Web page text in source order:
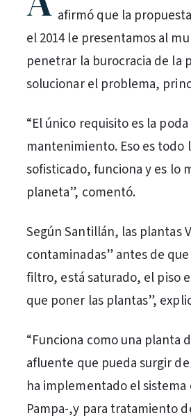
afirmó que la
el 2014 le presentamos al
penetrar la burocracia de la
solucionar el problema,
“El único requisito es la
mantenimiento. Eso es
sofisticado, funciona y es lo
planeta”, comentó.
Según Santillán, las plantas
contaminadas” antes de
filtro, está saturado, el piso
que poner las plantas”,
“Funciona como una planta
afluente que pueda surgir
ha implementado el
Pampa-,y para tratamiento